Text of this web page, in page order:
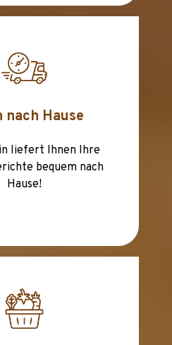
nach Hause
liefert Ihnen Ihre
bequem nach
Hause!